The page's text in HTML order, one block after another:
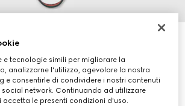
taglia S/M
e tecnologie simili per migliorare la
analizzarne l'utilizzo, agevolare la nostra
e consentirle di condividere i nostri contenuti
social network. Continuando ad utilizzare
accetta le presenti condizioni d'uso.